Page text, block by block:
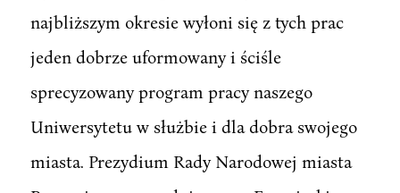
najbliższym okresie wyłoni się z tych prac
jeden dobrze uformowany i ściśle
sprecyzowany program pracy naszego
Uniwersytetu w służbie i dla dobra swojego
miasta. Prezydium Rady Narodowej miasta